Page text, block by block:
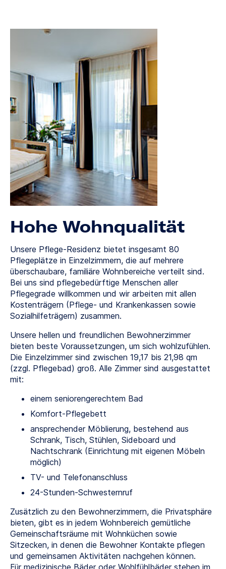
Hohe Wohnqualität
Unsere Pflege-Residenz bietet insgesamt 80
Pflegeplätze in Einzelzimmern, die auf mehrere
überschaubare, familiäre Wohnbereiche verteilt sind.
Bei uns sind pflegebedürftige Menschen aller
Pflegegrade willkommen und wir arbeiten mit allen
Kostenträgern (Pflege- und Krankenkassen sowie
Sozialhilfeträgern) zusammen.
Unsere hellen und freundlichen Bewohnerzimmer
bieten beste Voraussetzungen, um sich wohlzufühlen.
Die Einzelzimmer sind zwischen 19,17 bis 21,98 qm
(zzgl. Pflegebad) groß. Alle Zimmer sind ausgestattet
mit:
einem seniorengerechtem Bad
Komfort-Pflegebett
ansprechender Möblierung, bestehend aus
Schrank, Tisch, Stühlen, Sideboard und
Nachtschrank (Einrichtung mit eigenen Möbeln
möglich)
TV- und Telefonanschluss
24-Stunden-Schwesternruf
Zusätzlich zu den Bewohnerzimmern, die Privatsphäre
bieten, gibt es in jedem Wohnbereich gemütliche
Gemeinschaftsräume mit Wohnküchen sowie
Sitzecken, in denen die Bewohner Kontakte pflegen
und gemeinsamen Aktivitäten nachgehen können.
Für medizinische Bäder oder Wohlfühlbäder stehen im